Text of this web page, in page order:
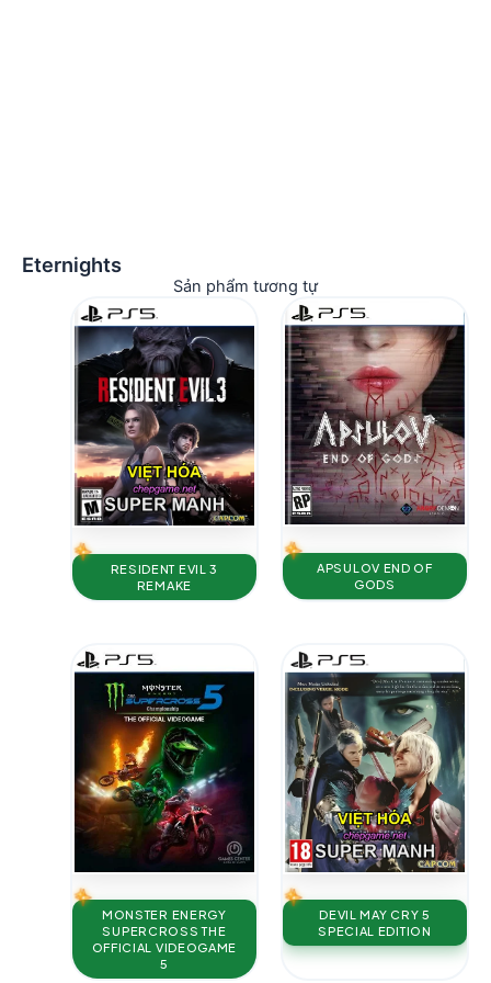
Eternights
Sản phẩm tương tự
RESIDENT EVIL 3
REMAKE
APSULOV END OF
GODS
MONSTER ENERGY
SUPERCROSS THE
OFFICIAL VIDEOGAME
5
DEVIL MAY CRY 5
SPECIAL EDITION